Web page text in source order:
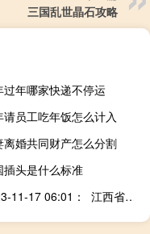
三国乱世晶石攻略
过年哪家快递不停运
请员工吃年饭怎么计入
离婚共同财产怎么分割
插头是什么标准
2023-11-17 06:01： 江西省高速逃费举报电话：0791-86130110，逃费举报邮箱：86130110​​​